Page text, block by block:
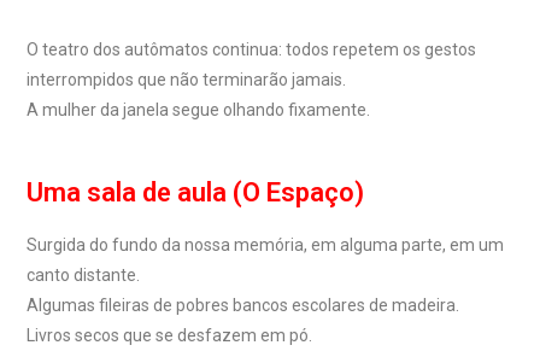
O teatro dos autômatos continua: todos repetem os gestos
interrompidos que não terminarão jamais.
A mulher da janela segue olhando fixamente.
Uma sala de aula (O Espaço)
Surgida do fundo da nossa memória, em alguma parte, em um
canto distante.
Algumas fileiras de pobres bancos escolares de madeira.
Livros secos que se desfazem em pó.